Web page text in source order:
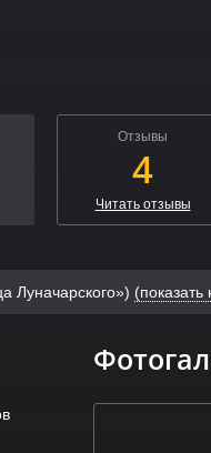
Отзывы
4
Читать отзывы
Луначарского») (показать